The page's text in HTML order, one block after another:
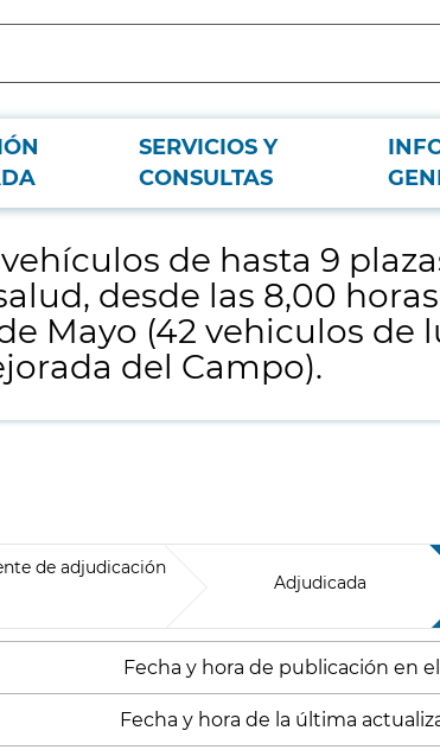
SERVICIOS Y
CONSULTAS
sus conductores en 44 centros de salud, desde las
de hasta 9
desde las 8,00
Mayo (42 vehiculos de
del Campo).
de adjudicación
Adjudicada
Fecha y hora de publicación en
Fecha y hora de la última